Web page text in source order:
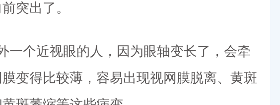
突出了。
一个近视眼的人，因为眼轴变长了，会牵
变得比较薄，容易出现视网膜脱离、黄斑